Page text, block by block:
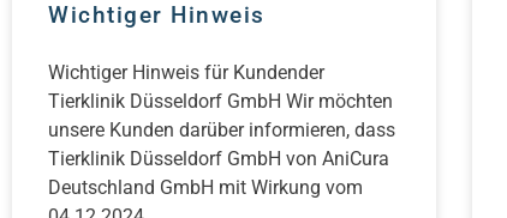
Wichtiger Hinweis
Wichtiger Hinweis für Kundender
Tierklinik Düsseldorf GmbH Wir möchten
unsere Kunden darüber informieren, dass
Tierklinik Düsseldorf GmbH von AniCura
Deutschland GmbH mit Wirkung vom